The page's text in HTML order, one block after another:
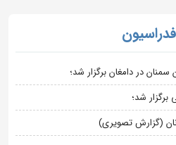
سمنان در دامغان برگزار شد؛
شد؛
(گزارش تصویری)